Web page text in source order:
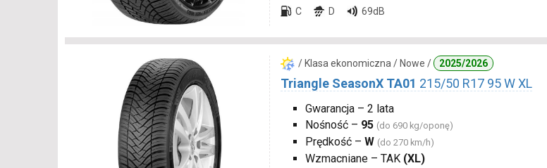
C D 69dB
/ Klasa ekonomiczna / Nowe / 2025/2026
Triangle SeasonX TA01 215/50 R17 95 W XL
Gwarancja – 2 lata
Nośność – 95 (do 690 kg/oponę)
Prędkość – W (do 270 km/h)
Wzmacniane – TAK (XL)